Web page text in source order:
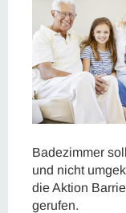
Badezimmer
und nicht
die Aktion
gerufen.